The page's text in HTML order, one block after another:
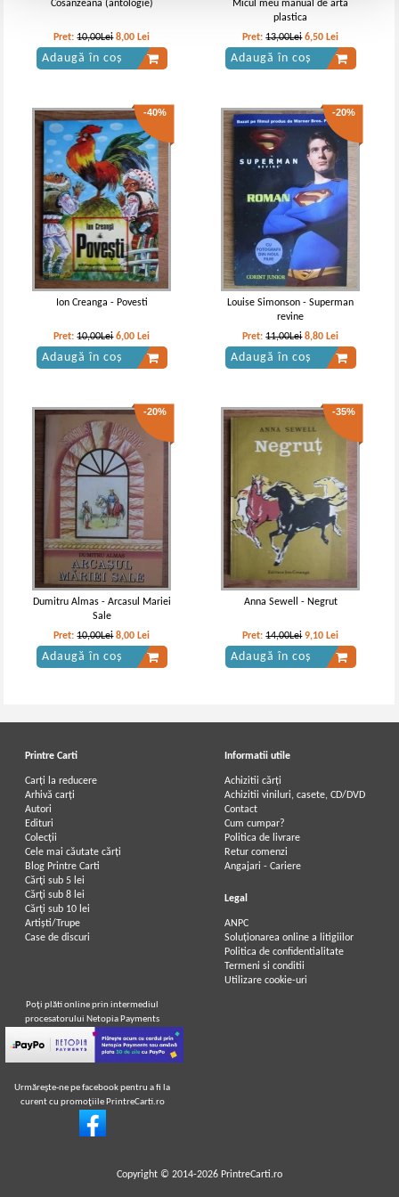
Cosanzeana (antologie)
Pret:10,00Lei 8,00 Lei
Adaugă în coș
Micul meu manual de arta
plastica
Pret:13,00Lei 6,50 Lei
Adaugă în coș
-40%
Ion Creanga - Povesti
Pret:10,00Lei 6,00 Lei
Adaugă în coș
-20%
Louise Simonson - Superman
revine
Pret:11,00Lei 8,80 Lei
Adaugă în coș
-20%
Dumitru Almas - Arcasul Mariei
Sale
Pret:10,00Lei 8,00 Lei
Adaugă în coș
-35%
Anna Sewell - Negrut
Pret:14,00Lei 9,10 Lei
Adaugă în coș
Printre Carti
Carți la reducere
Arhivă carți
Autori
Edituri
Colecții
Cele mai căutate cărți
Blog Printre Carti
Cărţi sub 5 lei
Cărţi sub 8 lei
Cărţi sub 10 lei
Artiști/Trupe
Case de discuri
Informatii utile
Achizitii cărți
Achizitii viniluri, casete, CD/DVD
Contact
Cum cumpar?
Politica de livrare
Retur comenzi
Angajari - Cariere
Legal
ANPC
Soluționarea online a litigiilor
Politica de confidentialitate
Termeni si conditii
Utilizare cookie-uri
Poţi plăti online prin intermediul
procesatorului Netopia Payments
Urmăreşte-ne pe facebook pentru a fi la
curent cu promoţiile PrintreCarti.ro
Copyright © 2014-2026 PrintreCarti.ro